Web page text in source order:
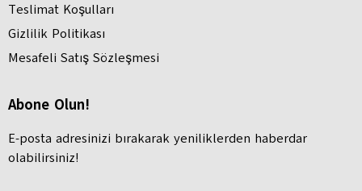
Teslimat Koşulları
Gizlilik Politikası
Mesafeli Satış Sözleşmesi
Abone Olun!
E-posta adresinizi bırakarak yeniliklerden haberdar
olabilirsiniz!